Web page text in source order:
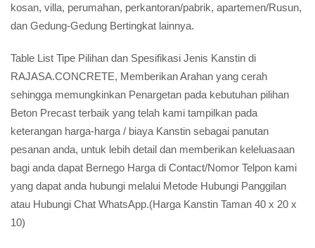
kosan, villa, perumahan, perkantoran/pabrik, apartemen/Rusun,
dan Gedung-Gedung Bertingkat lainnya.
Table List Tipe Pilihan dan Spesifikasi Jenis Kanstin di
RAJASA.CONCRETE, Memberikan Arahan yang cerah
sehingga memungkinkan Penargetan pada kebutuhan pilihan
Beton Precast terbaik yang telah kami tampilkan pada
keterangan harga-harga / biaya Kanstin sebagai panutan
pesanan anda, untuk lebih detail dan memberikan keleluasaan
bagi anda dapat Bernego Harga di Contact/Nomor Telpon kami
yang dapat anda hubungi melalui Metode Hubungi Panggilan
atau Hubungi Chat WhatsApp.(Harga Kanstin Taman 40 x 20 x
10)